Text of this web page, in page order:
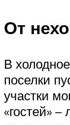
От
В
поселки
участки
«гостей»